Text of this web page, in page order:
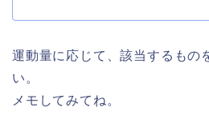
運動量に応じて、該当するもの
い。
メモしてみてね。